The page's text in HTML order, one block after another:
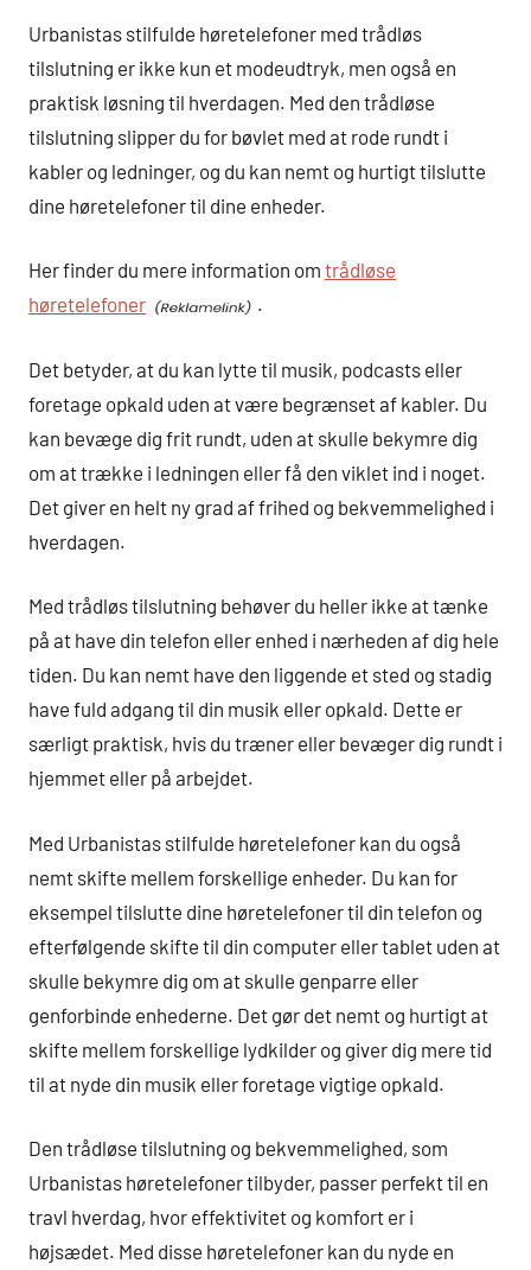
Urbanistas stilfulde høretelefoner med trådløs
tilslutning er ikke kun et modeudtryk, men også en
praktisk løsning til hverdagen. Med den trådløse
tilslutning slipper du for bøvlet med at rode rundt i
kabler og ledninger, og du kan nemt og hurtigt tilslutte
dine høretelefoner til dine enheder.
Her finder du mere information om trådløse
høretelefoner
.
Det betyder, at du kan lytte til musik, podcasts eller
foretage opkald uden at være begrænset af kabler. Du
kan bevæge dig frit rundt, uden at skulle bekymre dig
om at trække i ledningen eller få den viklet ind i noget.
Det giver en helt ny grad af frihed og bekvemmelighed i
hverdagen.
Med trådløs tilslutning behøver du heller ikke at tænke
på at have din telefon eller enhed i nærheden af dig hele
tiden. Du kan nemt have den liggende et sted og stadig
have fuld adgang til din musik eller opkald. Dette er
særligt praktisk, hvis du træner eller bevæger dig rundt i
hjemmet eller på arbejdet.
Med Urbanistas stilfulde høretelefoner kan du også
nemt skifte mellem forskellige enheder. Du kan for
eksempel tilslutte dine høretelefoner til din telefon og
efterfølgende skifte til din computer eller tablet uden at
skulle bekymre dig om at skulle genparre eller
genforbinde enhederne. Det gør det nemt og hurtigt at
skifte mellem forskellige lydkilder og giver dig mere tid
til at nyde din musik eller foretage vigtige opkald.
Den trådløse tilslutning og bekvemmelighed, som
Urbanistas høretelefoner tilbyder, passer perfekt til en
travl hverdag, hvor effektivitet og komfort er i
højsædet. Med disse høretelefoner kan du nyde en